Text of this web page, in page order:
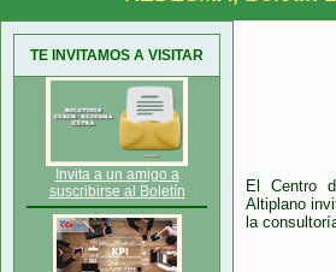
TE INVITAMOS A VISITAR
Invita a un amigo a
suscribirse al Boletín
El Centro
Altiplano
la